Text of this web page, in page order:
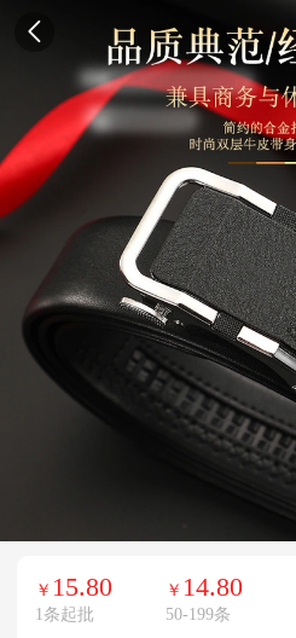
￥ 15.80
1条起批
￥ 14.80
50-199条